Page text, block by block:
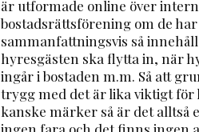
är utformade online över
bostadsrättsförening om de
sammanfattningsvis så
hyresgästen ska flytta in, när
ingår i bostaden m.m. Så att
trygg med det är lika viktigt för
kanske märker så är det alltså